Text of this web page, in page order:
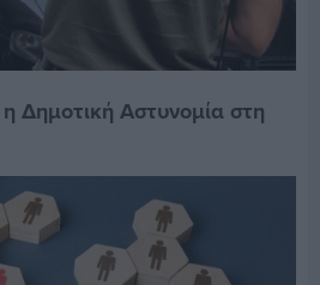
Δημοτική Αστυνομία στη